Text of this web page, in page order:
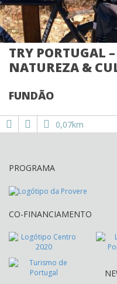
TRY PORTUGAL
NATUREZA &
FUNDÃO
0,07km
PROGRAMA
CO-FINANCIAMENTO